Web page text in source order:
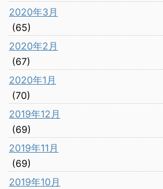
2020年3月
(65)
2020年2月
(67)
2020年1月
(70)
2019年12月
(69)
2019年11月
(69)
2019年10月